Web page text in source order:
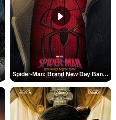
Spider-Man: Brand New Day Bande-annonce VO STFR